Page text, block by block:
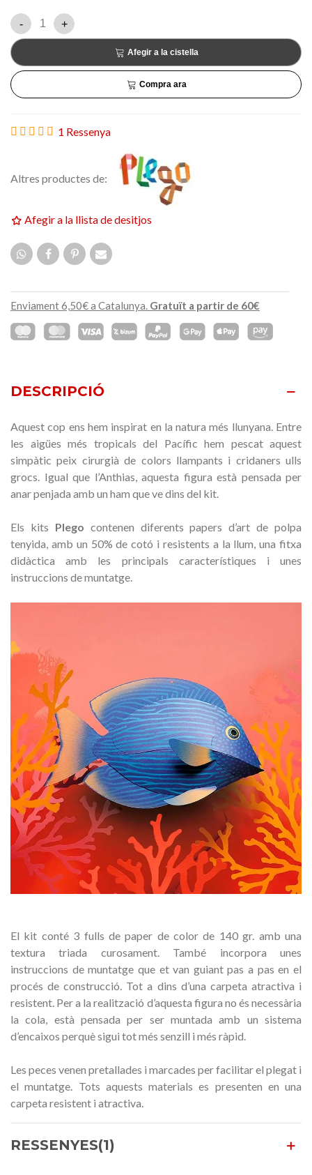
- +
Afegir a la cistella
Compra ara
1 Ressenya
Altres productes de:
Afegir a la llista de desitjos
Enviament 6,50€ a Catalunya. Gratuït a partir de 60€
DESCRIPCIÓ
Aquest cop ens hem inspirat en la natura més llunyana. Entre
les aigües més tropicals del Pacífic hem pescat aquest
simpàtic peix cirurgià de colors llampants i cridaners ulls
grocs. Igual que l’Anthias, aquesta figura està pensada per
anar penjada amb un ham que ve dins del kit.
Els kits Plego contenen diferents papers d’art de polpa
tenyida, amb un 50% de cotó i resistents a la llum, una fitxa
didàctica amb les principals característiques i unes
instruccions de muntatge.
El kit conté 3 fulls de paper de color de 140 gr. amb una
textura triada curosament. També incorpora unes
instruccions de muntatge que et van guiant pas a pas en el
procés de construcció. Tot a dins d’una carpeta atractiva i
resistent. Per a la realització d’aquesta figura no és necessària
la cola, està pensada per ser muntada amb un sistema
d’encaixos perquè sigui tot més senzill i més ràpid.
Les peces venen pretallades i marcades per facilitar el plegat i
el muntatge. Tots aquests materials es presenten en una
carpeta resistent i atractiva.
RESSENYES(1)